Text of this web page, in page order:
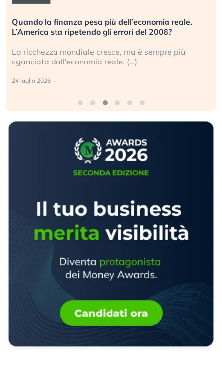
Quando la finanza pesa più dell’economia reale.
L’America sta ripetendo gli errori del 2008?
La ricchezza mondiale cresce, ma è sempre più
sganciata dall’economia reale. (…)
24 luglio 2026